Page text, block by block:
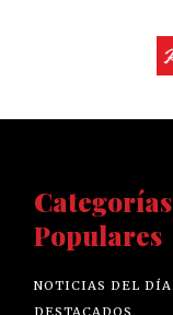
Categorías
Populares
NOTICIAS DEL DÍA